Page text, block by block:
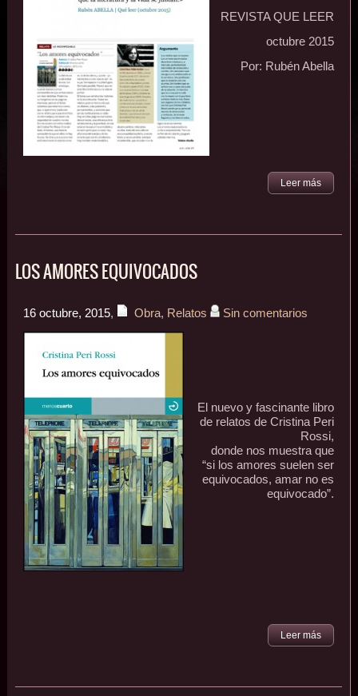
REVISTA QUE LEER
octubre 2015
Por: Rubén Abella
Leer más
LOS AMORES EQUIVOCADOS
16 octubre, 2015, Obra, Relatos Sin comentarios
El nuevo y fascinante libro
de relatos de Cristina Peri
Rossi,
donde nos muestra que
“si los amores suelen ser
equivocados, amar no es
equivocado”.
Leer más